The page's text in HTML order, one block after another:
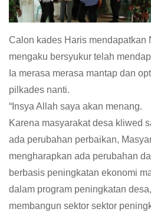
Calon kades Haris mendapatkan
mengaku bersyukur telah
Ia merasa merasa mantap dan
pilkades nanti.
“Insya Allah saya akan menang.
Karena masyarakat desa kliwed
ada perubahan perbaikan,
mengharapkan ada perubahan
berbasis peningkatan ekonomi
dalam program peningkatan
membangun sektor sektor